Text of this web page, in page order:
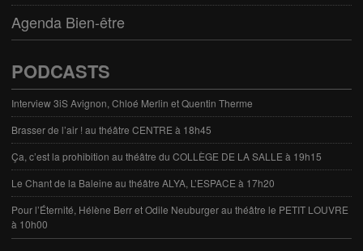
Agenda Bien-être
PODCASTS
Interview 3iS Avignon, Chloé Merlin et Quentin Therme
Brasser de l’air ! au théâtre CENTRE à 18h45
Ça, c’est la prohibition au théâtre du COLLÈGE DE LA SALLE à 19h15
Le Chant de la Baleine au théâtre ALYA, L’ESPACE à 17h20
Pour l’Éternité, Hélène Berr et Odile Neuburger au théâtre le PETIT LOUVRE
à 10h00